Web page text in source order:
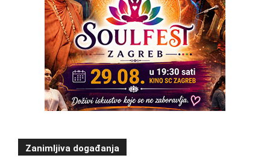
Zanimljiva događanja